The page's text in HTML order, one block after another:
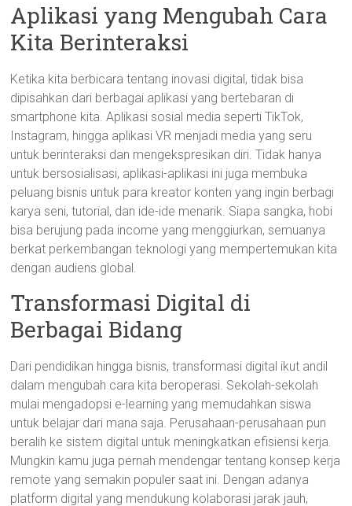
Aplikasi yang Mengubah Cara
Kita Berinteraksi
Ketika kita berbicara tentang inovasi digital, tidak bisa
dipisahkan dari berbagai aplikasi yang bertebaran di
smartphone kita. Aplikasi sosial media seperti TikTok,
Instagram, hingga aplikasi VR menjadi media yang seru
untuk berinteraksi dan mengekspresikan diri. Tidak hanya
untuk bersosialisasi, aplikasi-aplikasi ini juga membuka
peluang bisnis untuk para kreator konten yang ingin berbagi
karya seni, tutorial, dan ide-ide menarik. Siapa sangka, hobi
bisa berujung pada income yang menggiurkan, semuanya
berkat perkembangan teknologi yang mempertemukan kita
dengan audiens global.
Transformasi Digital di
Berbagai Bidang
Dari pendidikan hingga bisnis, transformasi digital ikut andil
dalam mengubah cara kita beroperasi. Sekolah-sekolah
mulai mengadopsi e-learning yang memudahkan siswa
untuk belajar dari mana saja. Perusahaan-perusahaan pun
beralih ke sistem digital untuk meningkatkan efisiensi kerja.
Mungkin kamu juga pernah mendengar tentang konsep kerja
remote yang semakin populer saat ini. Dengan adanya
platform digital yang mendukung kolaborasi jarak jauh,